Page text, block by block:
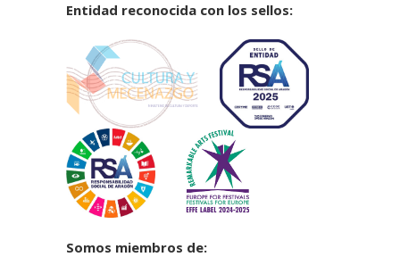
Entidad reconocida con los sellos:
Somos miembros de: